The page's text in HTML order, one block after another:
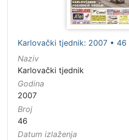
Karlovački tjednik: 2007 • 46
Naziv
Karlovački tjednik
Godina
2007
Broj
46
Datum izlaženja